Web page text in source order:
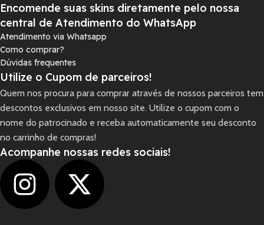
Encomende suas skins diretamente pelo nossa
central de Atendimento do WhatsApp
Atendimento via Whatsapp
Como comprar?
Dúvidas frequentes
Utilize o Cupom de parceiros!
Quem nos procura para comprar através de nossos parceiros tem
descontos exclusivos em nosso site. Utilize o cupom com o
nome do patrocinado e receba automaticamente seu desconto
no carrinho de compras!
Acompanhe nossas redes sociais!